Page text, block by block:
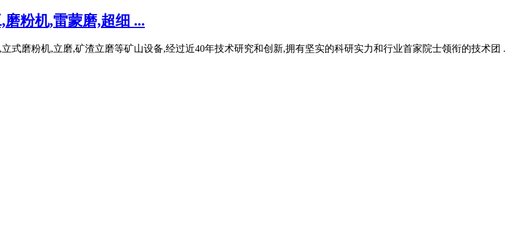
粉机,雷蒙磨,超细 ...
式磨粉机,立磨,矿渣立磨等矿山设备,经过近40年技术研究和创新,拥有坚实的科研实力和行业首家院士领衔的技术团 .